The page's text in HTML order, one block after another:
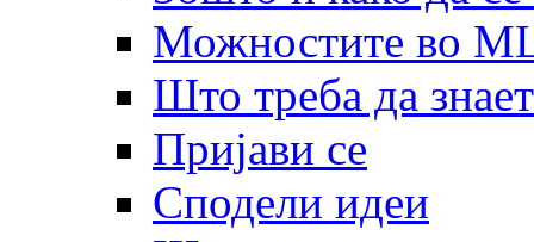
Можностите во
Што треба да
Пријави се
Сподели идеи